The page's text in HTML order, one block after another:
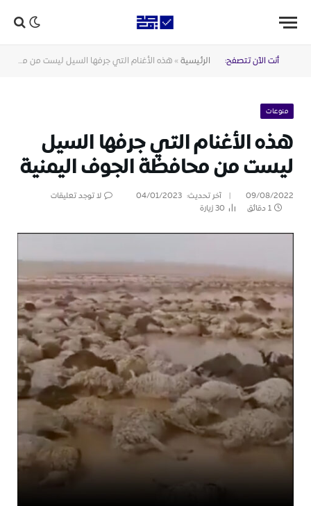
أنت الآن تتصفح: الرئيسية » هذه الأغنام التي جرفها السيل ليست من محافظة الجوف اليمنية
منوعات
هذه الأغنام التي جرفها السيل
ليست من محافظة الجوف اليمنية
09/08/2022 آخر تحديث: 04/01/2023
لا توجد تعليقات
1 دقائق
30زيارة